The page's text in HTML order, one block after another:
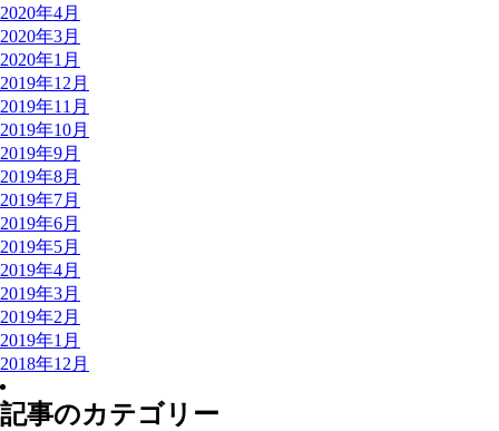
2020年4月
2020年3月
2020年1月
2019年12月
2019年11月
2019年10月
2019年9月
2019年8月
2019年7月
2019年6月
2019年5月
2019年4月
2019年3月
2019年2月
2019年1月
2018年12月
記事のカテゴリー